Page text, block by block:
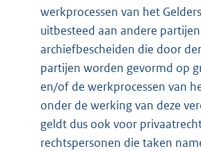
werkprocessen van het
uitbesteed aan andere
archiefbescheiden die door
partijen worden gevormd op
en/of de werkprocessen van
onder de werking van deze
geldt dus ook voor
rechtspersonen die taken